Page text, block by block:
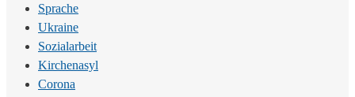
Sprache
Ukraine
Sozialarbeit
Kirchenasyl
Corona